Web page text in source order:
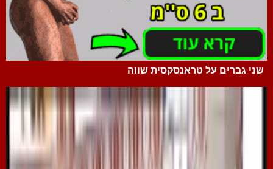
שני גברים על טראנסקסית שווה